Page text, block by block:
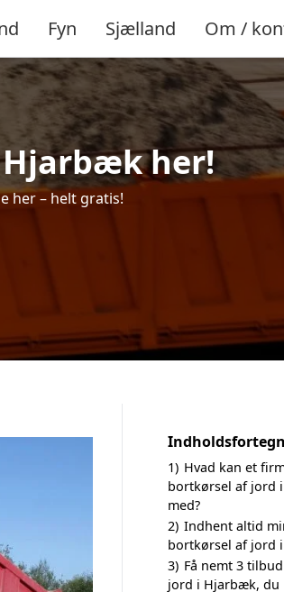
Fyn Sjælland Om /
her!
her – helt gratis!
1) Hvad kan et
bortkørsel af jord
med?
2) Indhent altid
bortkørsel af jord
3) Få nemt 3
jord i Hjarbæk, du